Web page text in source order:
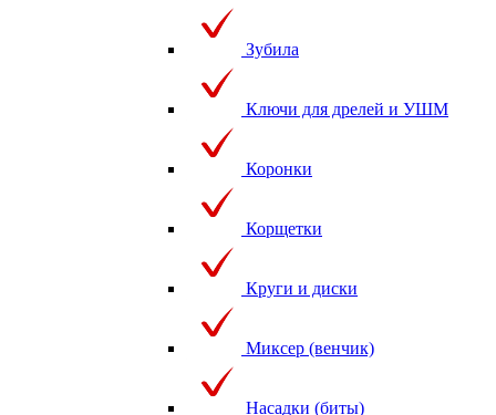
Зубила
Ключи для дрелей и УШМ
Коронки
Корщетки
Круги и диски
Миксер (венчик)
Насадки (биты)